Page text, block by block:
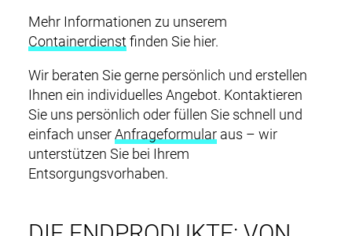
Mehr Informationen zu unserem
Containerdienst finden Sie hier.
Wir beraten Sie gerne persönlich und erstellen
Ihnen ein individuelles Angebot. Kontaktieren
Sie uns persönlich oder füllen Sie schnell und
einfach unserAnfrageformularaus – wir
unterstützen Sie bei Ihrem
Entsorgungsvorhaben.